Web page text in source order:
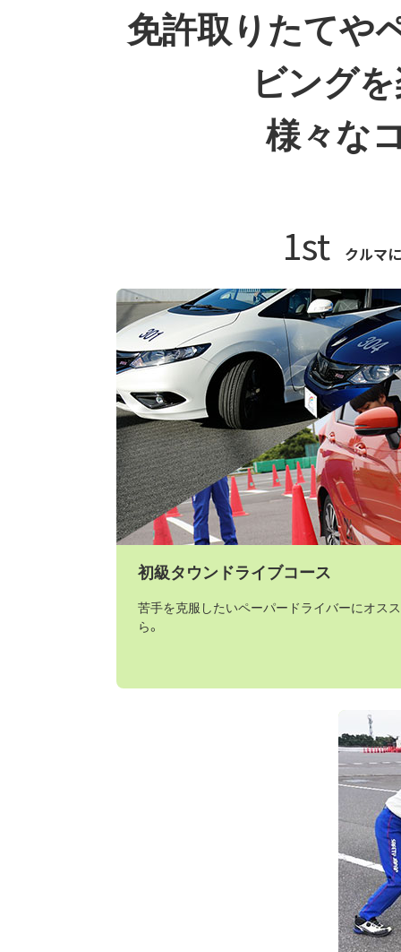
免許取りたてや
ビング
様々な
1st クルマ
初級タウンドライブコース
苦手を克服したいペーパードライバーにオス
ら。